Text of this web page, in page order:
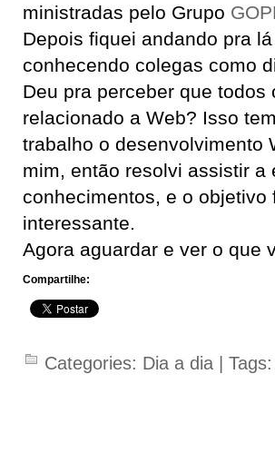
ministradas pelo Grupo
Depois fiquei andando pra
conhecendo colegas como
Deu pra perceber que
relacionado a Web? Isso
trabalho o desenvolvimento
mim, então resolvi assistir
conhecimentos, e o
interessante.
Agora aguardar e ver o que
Compartilhe:
Categories: Dia a dia | Tags: